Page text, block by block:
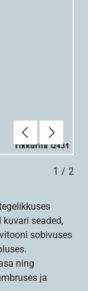
Eelmine
1 / 2
seaded,
sobivuses
ning
ja